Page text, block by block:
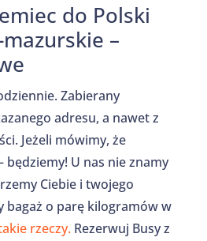
do Polski
–
Zabierany
adresu, a nawet z
Jeżeli mówimy, że
będziemy! U nas nie znamy
Ciebie i twojego
bagaż o parę kilogramów w
rzeczy. Rezerwuj Busy z